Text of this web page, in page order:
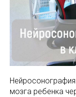
мозга ребенка